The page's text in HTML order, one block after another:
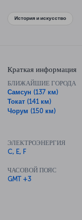
История и искусство
Краткая информация
БЛИЖАЙШИЕ ГОРОДА
Самсун (137 км)
Токат (141 км)
Чорум (150 км)
ЭЛЕКТРОЭНЕРГИЯ
C, E, F
ЧАСОВОЙ ПОЯС
GMT +3